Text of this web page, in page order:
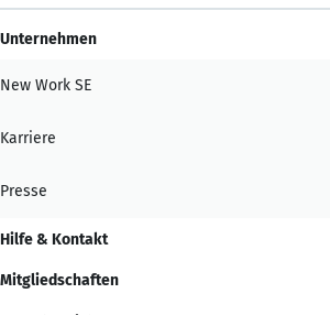
Unternehmen
New Work SE
Karriere
Presse
Hilfe & Kontakt
Mitgliedschaften